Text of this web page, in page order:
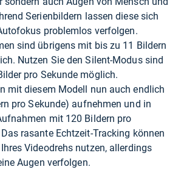
Serienbildern lassen diese sich
problemlos verfolgen.
sind übrigens mit bis zu 11 Bildern
Nutzen Sie den Silent-Modus sind
pro Sekunde möglich.
mit diesem Modell nun auch endlich
pro Sekunde) aufnehmen und in
mit 120 Bildern pro
rasante Echtzeit-Tracking können
Videodrehs nutzen, allerdings
Augen verfolgen.